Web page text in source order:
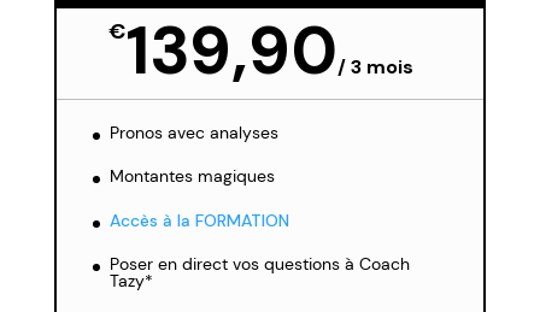
€139,90/3 mois
Pronos avec analyses
Montantes magiques
Accès à la FORMATION
Poser en direct vos questions à Coach
Tazy*